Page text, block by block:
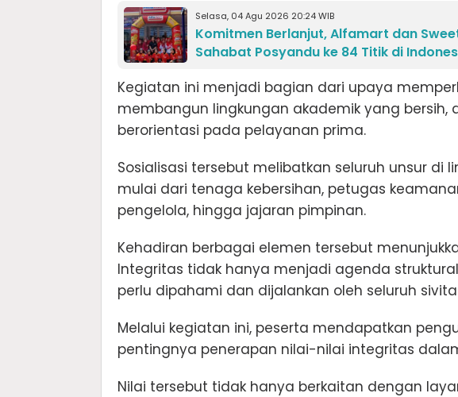
Selasa, 04 Agu 2026 20:24 WIB
Komitmen Berlanjut, Alfamart dan
Sahabat Posyandu ke 84 Titik di
Kegiatan ini menjadi bagian dari upaya
membangun lingkungan akademik yang bersih,
berorientasi pada pelayanan prima.
Sosialisasi tersebut melibatkan seluruh unsur di
mulai dari tenaga kebersihan, petugas
pengelola, hingga jajaran pimpinan.
Kehadiran berbagai elemen tersebut
Integritas tidak hanya menjadi agenda
perlu dipahami dan dijalankan oleh seluruh
Melalui kegiatan ini, peserta mendapatkan
pentingnya penerapan nilai-nilai integritas
Nilai tersebut tidak hanya berkaitan dengan